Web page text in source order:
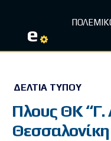
e
ΔΕΛΤΊΑ ΤΎΠΟΥ
Πλους ΘΚ
Θεσσαλονίκη